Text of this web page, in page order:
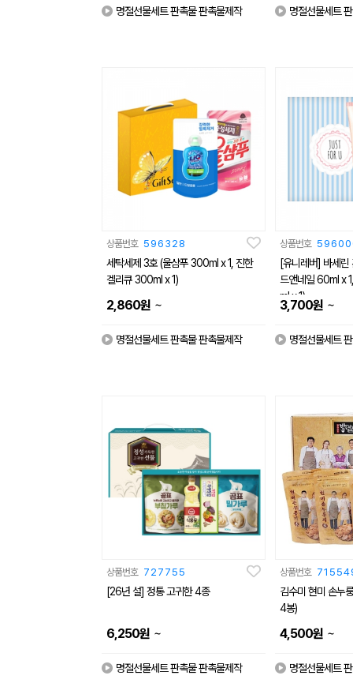
명절선물세트 판촉물 판촉물제작 명절선물세트
상품번호 596328
세탁세제 3호 (울샴푸 300ml x 1, 진한
겔리큐 300ml x 1)
2,860원 ~
명절선물세트 판촉물 판촉물제작
상품번호
[유니레버] 바세린
드앤네일 60ml x
ml x 1)
3,700원 ~
명절선물세트
상품번호 727755
[26년 설] 정통 고귀한 4종
6,250원 ~
명절선물세트 판촉물 판촉물제작
상품번호
김수미 현미 손누
4봉)
4,500원 ~
명절선물세트